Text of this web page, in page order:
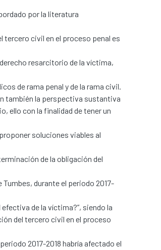
por la literatura
tercero civil en el proceso penal es
resarcitorio de la víctima,
de rama penal y de la rama civil.
también la perspectiva sustantiva
ello con la finalidad de tener un
soluciones viables al
de la obligación del
durante el periodo 2017-
de la víctima?”, siendo la
del tercero civil en el proceso
2017-2018 habría afectado el